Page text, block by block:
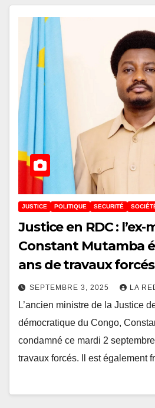
JUSTICE POLITIQUE SECURITÉ
Justice en RDC : l’ex-
Constant Mutamba
ans de travaux forcés
SEPTEMBRE 3, 2025 LA
L’ancien ministre de la Justice
démocratique du Congo,
condamné ce mardi 2
travaux forcés. Il est également